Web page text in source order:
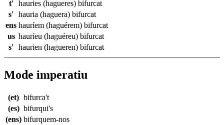
t'
hauries (hagueres) bifurcat
s' hauria (haguera) bifurcat
ens hauríem (haguérem) bifurcat
us hauríeu (haguéreu) bifurcat
s' haurien (hagueren) bifurcat
Mode imperatiu
(et) bifurca't
(es) bifurqui's
(ens) bifurquem-nos